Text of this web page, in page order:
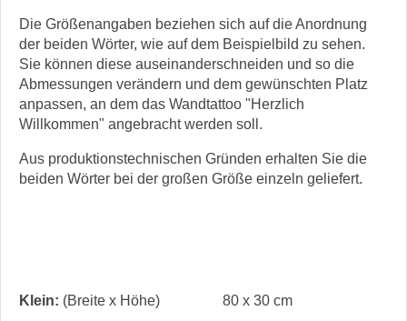
Die Größenangaben beziehen sich auf die Anordnung
der beiden Wörter, wie auf dem Beispielbild zu sehen.
Sie können diese auseinanderschneiden und so die
Abmessungen verändern und dem gewünschten Platz
anpassen, an dem das Wandtattoo "Herzlich
Willkommen" angebracht werden soll.
Aus produktionstechnischen Gründen erhalten Sie die
beiden Wörter bei der großen Größe einzeln geliefert.
Klein: (Breite x Höhe)
80 x 30 cm